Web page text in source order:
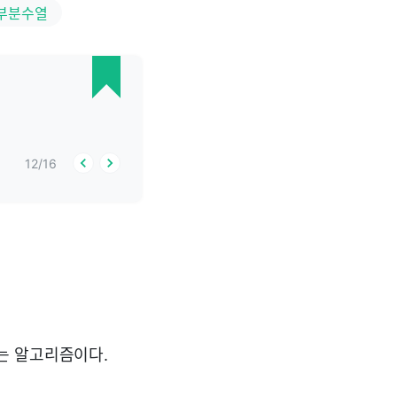
분수열
12/16
알고리즘이다.